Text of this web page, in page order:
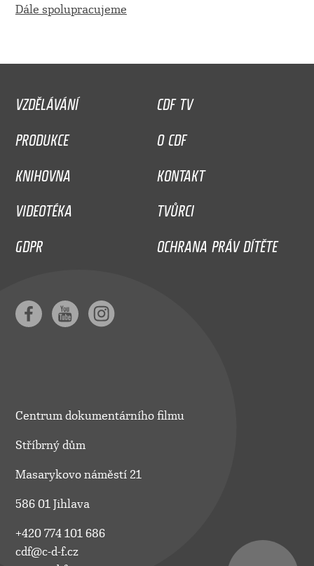
Dále spolupracujeme
VZDĚLÁVÁNÍ
CDF TV
PRODUKCE
O CDF
KNIHOVNA
KONTAKT
VIDEOTÉKA
TVŮRCI
GDPR
OCHRANA PRÁV DÍTĚTE
Centrum dokumentárního filmu
Stříbrný dům
Masarykovo náměstí 21
586 01 Jihlava
+420 774 101 686
cdf@c-d-f.cz